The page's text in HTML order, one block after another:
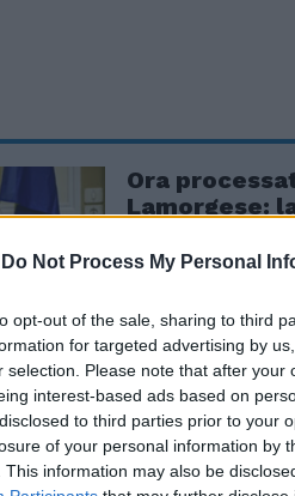
Do Not Process My Personal
opt-out of the sale, sharing to third
for targeted advertising by
selection. Please note that after
interest-based ads based on
to third parties prior to your
of your personal information by
This information may also be
Ora
Lamorgese:
la polemica politica. Il